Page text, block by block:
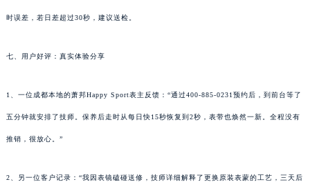
时误差，若日差超过30秒，建议送检。
七、用户好评：真实体验分享
1、一位成都本地的萧邦Happy Sport表主反馈：“通过400-885-0231预约后，到前台等了
五分钟就安排了技师。保养后走时从每日快15秒恢复到2秒，表带也焕然一新。全程没有
推销，很放心。”
2、另一位客户记录：“我因表镜磕碰送修，技师详细解释了更换原装表蒙的工艺，三天后